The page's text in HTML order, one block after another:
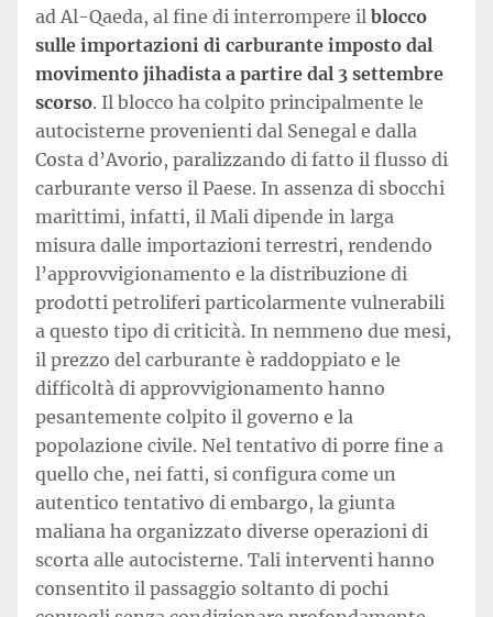
ad Al-Qaeda, al fine di interrompere il blocco
sulle importazioni di carburante imposto dal
movimento jihadista a partire dal 3 settembre
scorso. Il blocco ha colpito principalmente le
autocisterne provenienti dal Senegal e dalla
Costa d’Avorio, paralizzando di fatto il flusso di
carburante verso il Paese. In assenza di sbocchi
marittimi, infatti, il Mali dipende in larga
misura dalle importazioni terrestri, rendendo
l’approvvigionamento e la distribuzione di
prodotti petroliferi particolarmente vulnerabili
a questo tipo di criticità. In nemmeno due mesi,
il prezzo del carburante è raddoppiato e le
difficoltà di approvvigionamento hanno
pesantemente colpito il governo e la
popolazione civile. Nel tentativo di porre fine a
quello che, nei fatti, si configura come un
autentico tentativo di embargo, la giunta
maliana ha organizzato diverse operazioni di
scorta alle autocisterne. Tali interventi hanno
consentito il passaggio soltanto di pochi